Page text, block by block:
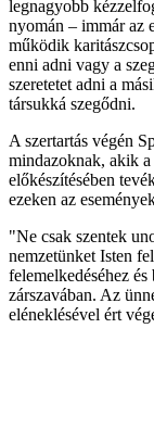
legnagyobb
nyomán – immár az
működik
enni adni vagy a
szeretetet adni a
társukká szegődni.
A szertartás végén
mindazoknak, akik
előkészítésében
ezeken az
"Ne csak szentek
nemzetünket Isten
felemelkedéséhez
zárszavában. Az
eléneklésével ért